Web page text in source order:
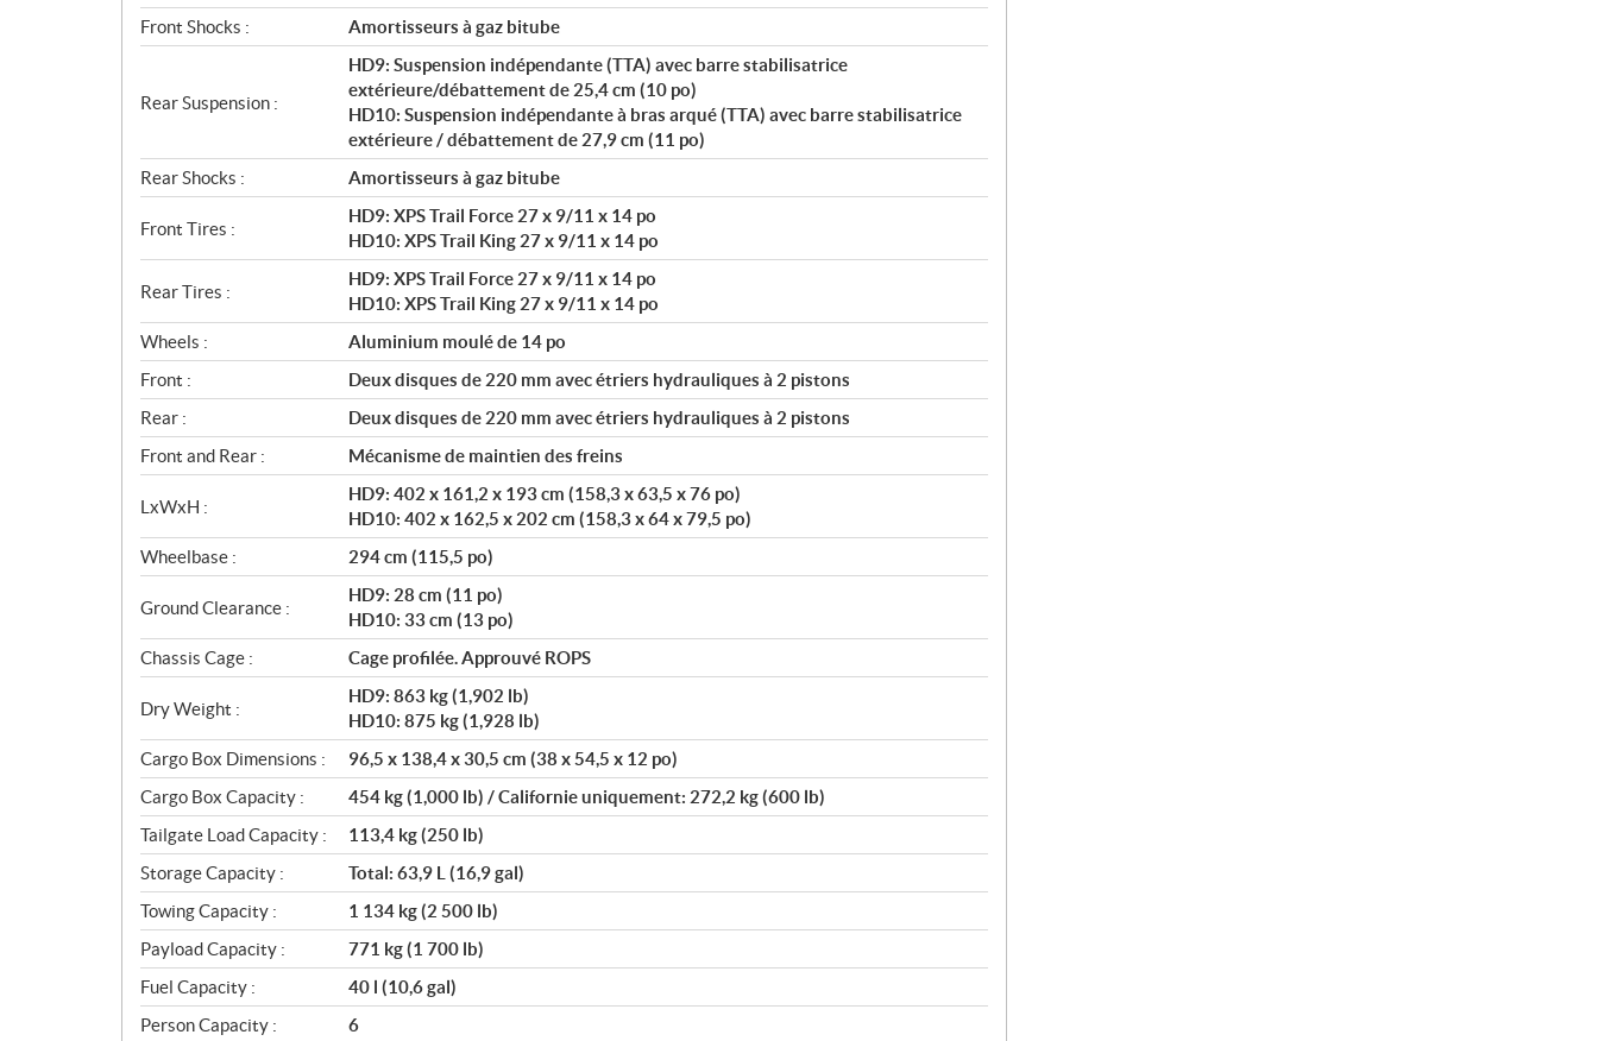
Front Shocks :
Amortisseurs à gaz bitube
Rear Suspension :
HD9: Suspension indépendante (TTA) avec barre stabilisatrice
extérieure/débattement de 25,4 cm (10 po)
HD10: Suspension indépendante à bras arqué (TTA) avec barre stabilisatrice
extérieure / débattement de 27,9 cm (11 po)
Rear Shocks :
Amortisseurs à gaz bitube
Front Tires :
HD9: XPS Trail Force 27 x 9/11 x 14 po
HD10: XPS Trail King 27 x 9/11 x 14 po
Rear Tires :
HD9: XPS Trail Force 27 x 9/11 x 14 po
HD10: XPS Trail King 27 x 9/11 x 14 po
Wheels :
Aluminium moulé de 14 po
Front :
Deux disques de 220 mm avec étriers hydrauliques à 2 pistons
Rear :
Deux disques de 220 mm avec étriers hydrauliques à 2 pistons
Front and Rear :
Mécanisme de maintien des freins
LxWxH :
HD9: 402 x 161,2 x 193 cm (158,3 x 63,5 x 76 po)
HD10: 402 x 162,5 x 202 cm (158,3 x 64 x 79,5 po)
Wheelbase :
294 cm (115,5 po)
Ground Clearance :
HD9: 28 cm (11 po)
HD10: 33 cm (13 po)
Chassis Cage :
Cage profilée. Approuvé ROPS
Dry Weight :
HD9: 863 kg (1,902 lb)
HD10: 875 kg (1,928 lb)
Cargo Box Dimensions :
96,5 x 138,4 x 30,5 cm (38 x 54,5 x 12 po)
Cargo Box Capacity :
454 kg (1,000 lb) / Californie uniquement: 272,2 kg (600 lb)
Tailgate Load Capacity :
113,4 kg (250 lb)
Storage Capacity :
Total: 63,9 L (16,9 gal)
Towing Capacity :
1 134 kg (2 500 lb)
Payload Capacity :
771 kg (1 700 lb)
Fuel Capacity :
40 l (10,6 gal)
Person Capacity :
6